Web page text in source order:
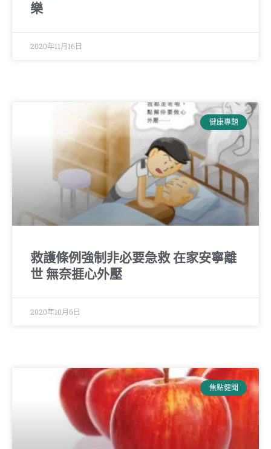
樂
2020年11月16日
健康專題
救護條例強制非必要急救 在家安寧離
世 無奈捱心外壓
2020年10月6日
焦點健聞